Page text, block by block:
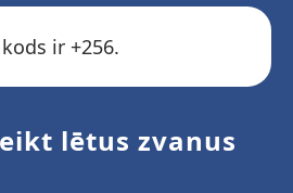
ir +256.
lētus zvanus